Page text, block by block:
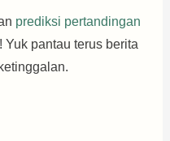
prediksi pertandingan
pantau terus berita